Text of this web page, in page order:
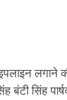
लगाने
बंटी सिंह